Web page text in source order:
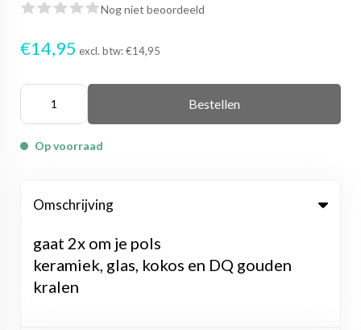
Nog niet beoordeeld
€14,95 excl. btw:€14,95
Bestellen
Op voorraad
Omschrijving
gaat 2x om je pols
keramiek, glas, kokos en DQ gouden
kralen